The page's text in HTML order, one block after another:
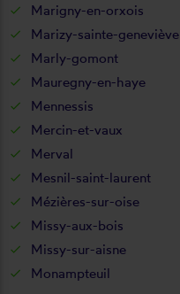
Marigny-en-orxois
Marizy-sainte-geneviève
Marly-gomont
Mauregny-en-haye
Mennessis
Mercin-et-vaux
Merval
Mesnil-saint-laurent
Mézières-sur-oise
Missy-aux-bois
Missy-sur-aisne
Monampteuil